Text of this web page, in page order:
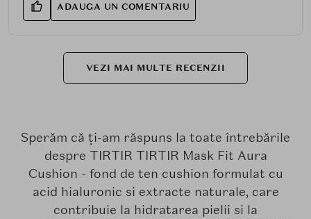
ADAUGA UN COMENTARIU
VEZI MAI MULTE RECENZII
Sperăm că ți-am răspuns la toate întrebările
despre TIRTIR TIRTIR Mask Fit Aura
Cushion - fond de ten cushion formulat cu
acid hialuronic si extracte naturale, care
contribuie la hidratarea pielii si la